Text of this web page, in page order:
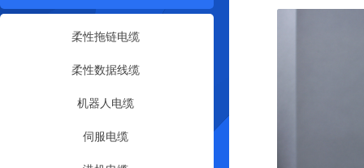
柔性拖链电缆
柔性数据线缆
机器人电缆
伺服电缆